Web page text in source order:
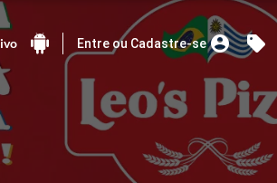
Entre ou Cadastre-seaccount_circle sell